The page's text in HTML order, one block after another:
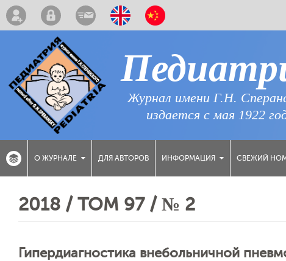
Журнал имени Г.Н.
издается с мая 1922
О ЖУРНАЛЕ ДЛЯ АВТОРОВ ИНФОРМАЦИЯ СВЕЖИЙ
2018 / ТОМ 97 / № 2
Гипердиагностика внебольничной